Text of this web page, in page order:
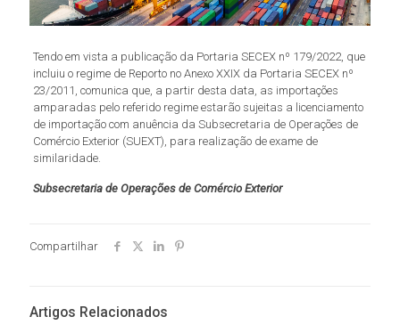
Tendo em vista a publicação da Portaria SECEX nº 179/2022, que
incluiu o regime de Reporto no Anexo XXIX da Portaria SECEX nº
23/2011, comunica que, a partir desta data, as importações
amparadas pelo referido regime estarão sujeitas a licenciamento
de importação com anuência da Subsecretaria de Operações de
Comércio Exterior (SUEXT), para realização de exame de
similaridade.
Subsecretaria de Operações de Comércio Exterior
Compartilhar
Artigos Relacionados